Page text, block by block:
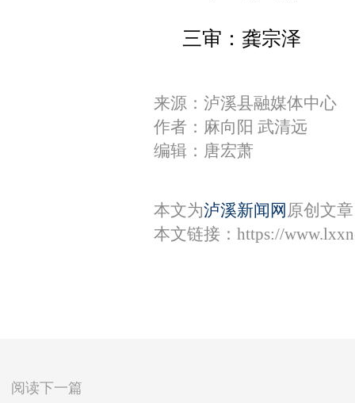
三审：龚宗泽
来源：泸溪县融媒体中心
作者：麻向阳 武清远
编辑：唐宏萧
本文为泸溪新闻网 原创文
本文链接： https://
阅读下一篇